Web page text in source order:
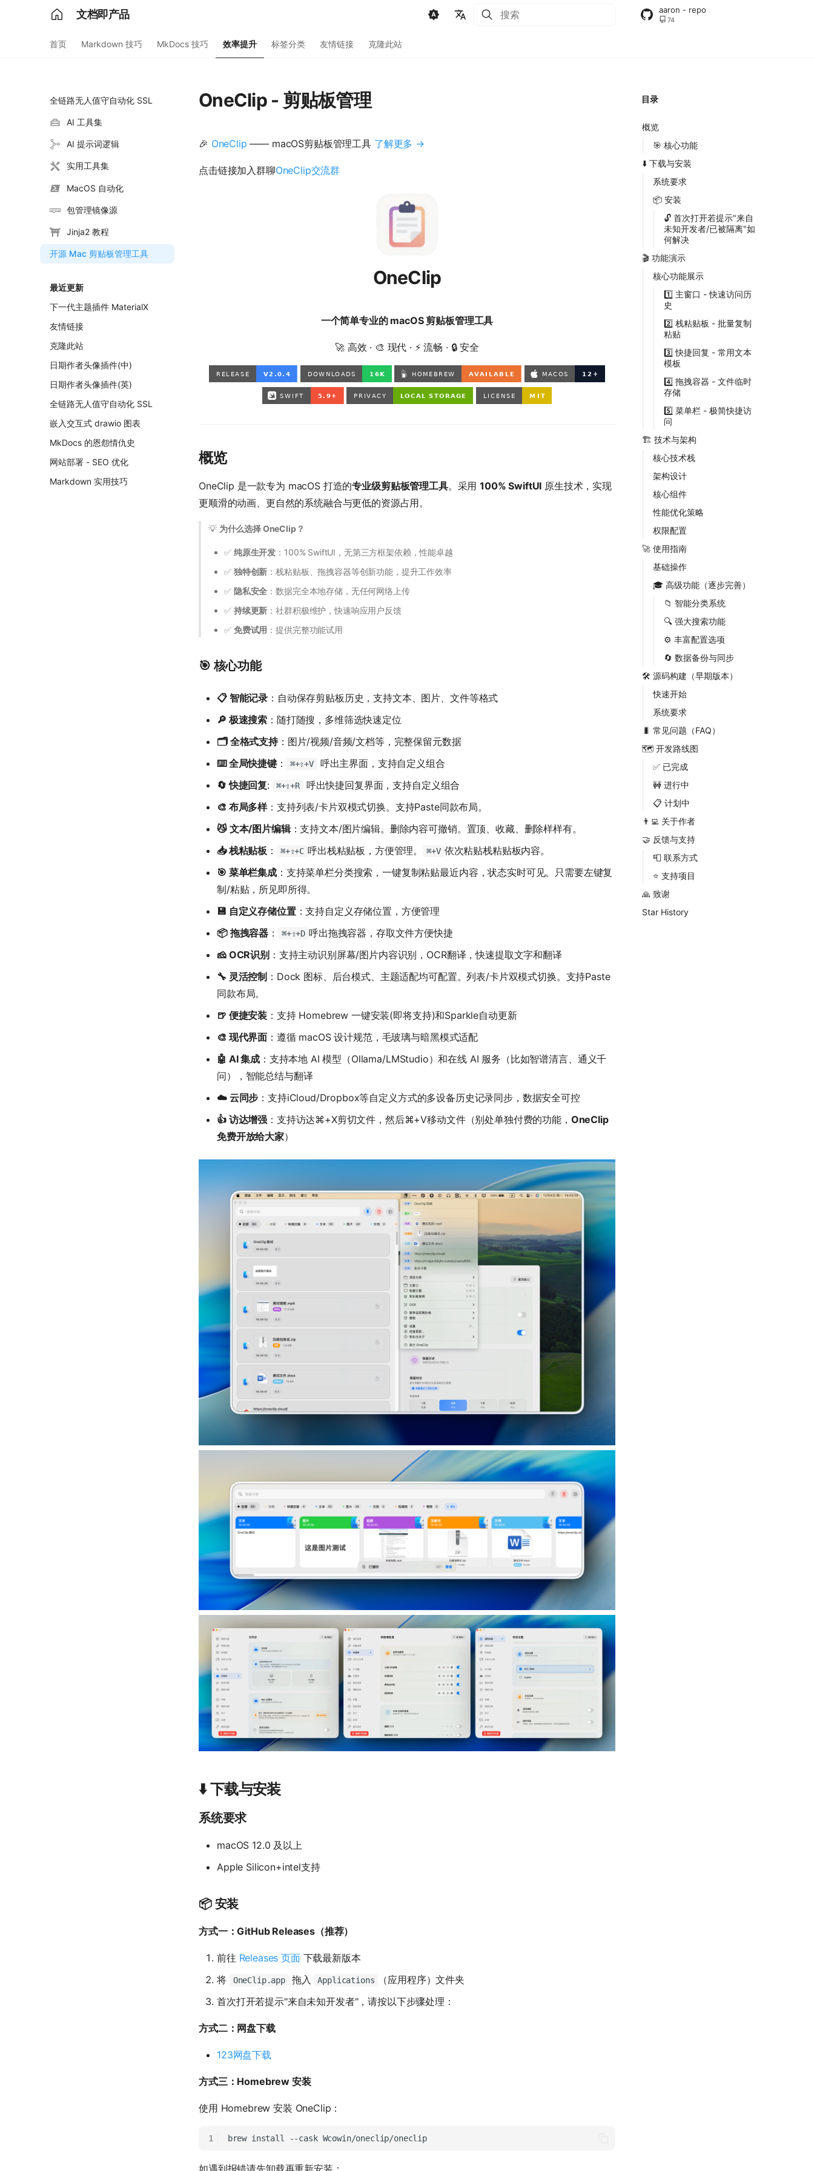
文档即产品 aaron - repo
74
首页 Markdown 技巧 MkDocs 技巧 效率提升 标签分类 友情链接 克隆此站
全链路无人值守自动化 SSL
AI 工具集
AI 提示词逻辑
实用工具集
MacOS 自动化
包管理镜像源
Jinja2 教程
开源 Mac 剪贴板管理工具
最近更新
下一代主题插件 MaterialX
友情链接
克隆此站
日期作者头像插件(中)
日期作者头像插件(英)
全链路无人值守自动化 SSL
嵌入交互式 drawio 图表
MkDocs 的恩怨情仇史
网站部署 - SEO 优化
Markdown 实用技巧
目录
概览
🎯 核心功能
⬇️ 下载与安装
系统要求
📦 安装
🔓 首次打开若提示"来自
未知开发者/已被隔离"如
何解决
🎬 功能演示
核心功能展示
1️⃣ 主窗口 - 快速访问历
史
2️⃣ 栈粘贴板 - 批量复制
粘贴
3️⃣ 快捷回复 - 常用文本
模板
4️⃣ 拖拽容器 - 文件临时
存储
5️⃣ 菜单栏 - 极简快捷访
问
🏗️ 技术与架构
核心技术栈
架构设计
核心组件
性能优化策略
权限配置
🚀 使用指南
基础操作
🎓 高级功能（逐步完善）
📁 智能分类系统
🔍 强大搜索功能
⚙️ 丰富配置选项
🔄 数据备份与同步
🛠️ 源码构建（早期版本）
快速开始
系统要求
🐛 常见问题（FAQ）
🗺️ 开发路线图
✅ 已完成
🚧 进行中
📋 计划中
👨‍💻 关于作者
🤝 反馈与支持
📮 联系方式
⭐ 支持项目
🙏 致谢
Star History
OneClip - 剪贴板管理
🎉 OneClip —— macOS剪贴板管理工具 了解更多 →
点击链接加入群聊OneClip交流群
OneClip
一个简单专业的 macOS 剪贴板管理工具
🚀 高效 · 🎨 现代 · ⚡️ 流畅 · 🔒 安全
概览
OneClip 是一款专为 macOS 打造的专业级剪贴板管理工具。采用100% SwiftUI 原生技术，实现
更顺滑的动画、更自然的系统融合与更低的资源占用。
💡 为什么选择 OneClip？
✅ 纯原生开发 ：100% SwiftUI，无第三方框架依赖，性能卓越
✅ 独特创新 ：栈粘贴板、拖拽容器等创新功能，提升工作效率
✅ 隐私安全 ：数据完全本地存储，无任何网络上传
✅ 持续更新 ：社群积极维护，快速响应用户反馈
✅ 免费试用 ：提供完整功能试用
🎯 核心功能
📋 智能记录 ：自动保存剪贴板历史，支持文本、图片、文件等格式
🔎 极速搜索 ：随打随搜，多维筛选快速定位
🗂️ 全格式支持：图片/视频/音频/文档等，完整保留元数据
⌨️ 全局快捷键： ⌘+⇧+V
呼出主界面，支持自定义组合
🔄 快捷回复: ⌘+⇧+R
呼出快捷回复界面，支持自定义组合
🎨 布局多样：支持列表/卡片双模式切换。支持Paste同款布局。
😼 文本/图片编辑：支持文本/图片编辑。删除内容可撤销。置顶、收藏、删除样样有。
📥 栈粘贴板 ： ⌘+⇧+C 呼出栈粘贴板，方便管理。 ⌘+V 依次粘贴栈粘贴板内容。
🎯 菜单栏集成：支持菜单栏分类搜索，一键复制粘贴最近内容，状态实时可见。只需要左键复
制/粘贴，所见即所得。
💾 自定义存储位置：支持自定义存储位置，方便管理
📦 拖拽容器 ： ⌘+⇧+D 呼出拖拽容器，存取文件方便快捷
🧀 OCR识别 ：支持主动识别屏幕/图片内容识别，OCR翻译，快速提取文字和翻译
🔧 灵活控制 ：Dock 图标、后台模式、主题适配均可配置。列表/卡片双模式切换。支持Paste
同款布局。
🍺 便捷安装 ：支持 Homebrew 一键安装(即将支持)和Sparkle自动更新
🎨 现代界面 ：遵循 macOS 设计规范，毛玻璃与暗黑模式适配
🤖 AI 集成：支持本地 AI 模型（Ollama/LMStudio）和在线 AI 服务（比如智谱清言、通义千
问），智能总结与翻译
☁️ 云同步 ：支持iCloud/Dropbox等自定义方式的多设备历史记录同步，数据安全可控
👍 访达增强 ：支持访达⌘+X剪切文件，然后⌘+V移动文件（别处单独付费的功能， OneClip
免费开放给大家）
⬇️ 下载与安装
系统要求
macOS 12.0 及以上
Apple Silicon+intel支持
📦 安装
方式一：GitHub Releases（推荐）
前往 Releases 页面下载最新版本
将
OneClip.app 拖入 Applications
（应用程序）文件夹
首次打开若提示"来自未知开发者"，请按以下步骤处理：
方式二：网盘下载
123网盘下载
方式三：Homebrew 安装
使用 Homebrew 安装 OneClip：
brew install --cask